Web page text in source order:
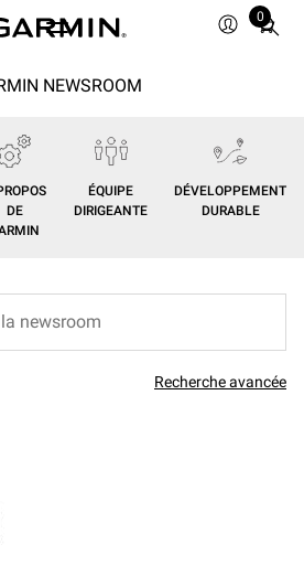
0
Total
NEWSROOM
DE
ÉQUIPE
DIRIGEANTE
DÉVELOPPEMENT
DURABLE
Recherche avancée